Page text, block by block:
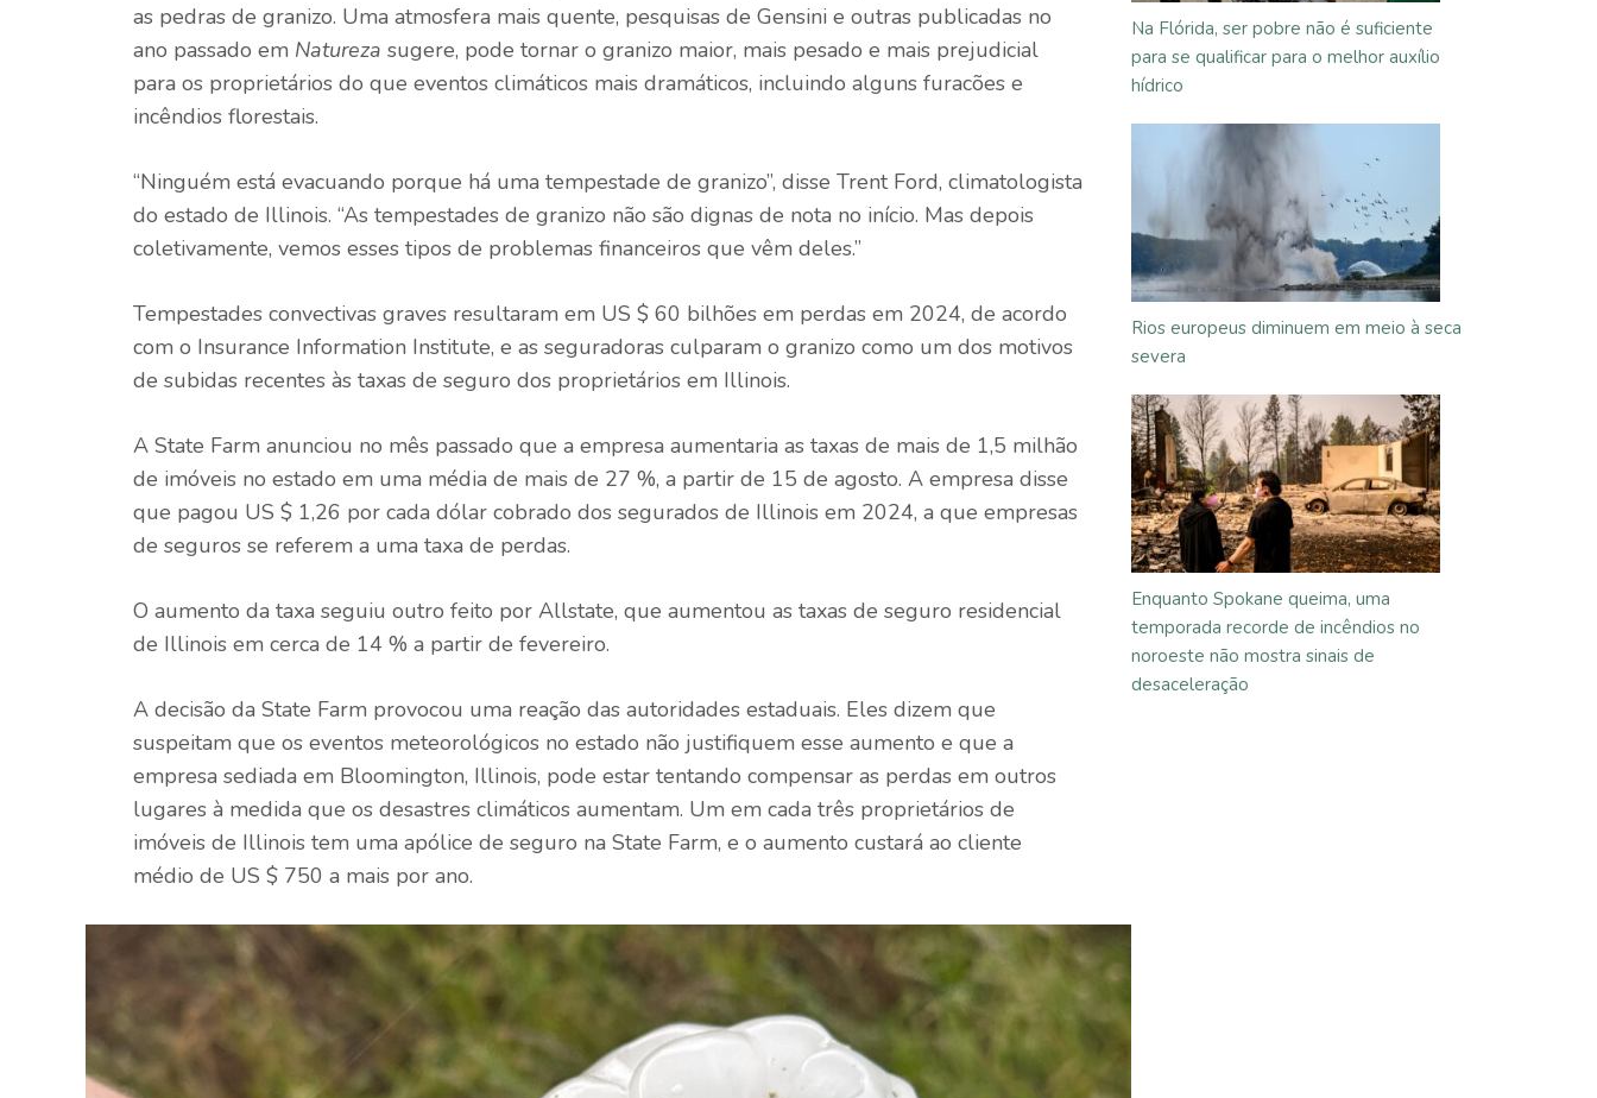
as pedras de granizo. Uma atmosfera mais quente, pesquisas de Gensini e outras publicadas no
ano passado em Natureza sugere, pode tornar o granizo maior, mais pesado e mais prejudicial
para os proprietários do que eventos climáticos mais dramáticos, incluindo alguns furacões e
incêndios florestais.
“Ninguém está evacuando porque há uma tempestade de granizo”, disse Trent Ford, climatologista
do estado de Illinois. “As tempestades de granizo não são dignas de nota no início. Mas depois
coletivamente, vemos esses tipos de problemas financeiros que vêm deles.”
Tempestades convectivas graves resultaram em US $ 60 bilhões em perdas em 2024, de acordo
com o Insurance Information Institute, e as seguradoras culparam o granizo como um dos motivos
de subidas recentes às taxas de seguro dos proprietários em Illinois.
A State Farm anunciou no mês passado que a empresa aumentaria as taxas de mais de 1,5 milhão
de imóveis no estado em uma média de mais de 27 %, a partir de 15 de agosto. A empresa disse
que pagou US $ 1,26 por cada dólar cobrado dos segurados de Illinois em 2024, a que empresas
de seguros se referem a uma taxa de perdas.
O aumento da taxa seguiu outro feito por Allstate, que aumentou as taxas de seguro residencial
de Illinois em cerca de 14 % a partir de fevereiro.
A decisão da State Farm provocou uma reação das autoridades estaduais. Eles dizem que
suspeitam que os eventos meteorológicos no estado não justifiquem esse aumento e que a
empresa sediada em Bloomington, Illinois, pode estar tentando compensar as perdas em outros
lugares à medida que os desastres climáticos aumentam. Um em cada três proprietários de
imóveis de Illinois tem uma apólice de seguro na State Farm, e o aumento custará ao cliente
médio de US $ 750 a mais por ano.
Na Flórida, ser pobre não é suficiente
para se qualificar para o melhor auxílio
hídrico
Rios europeus diminuem em meio à seca
severa
Enquanto Spokane queima, uma
temporada recorde de incêndios no
noroeste não mostra sinais de
desaceleração